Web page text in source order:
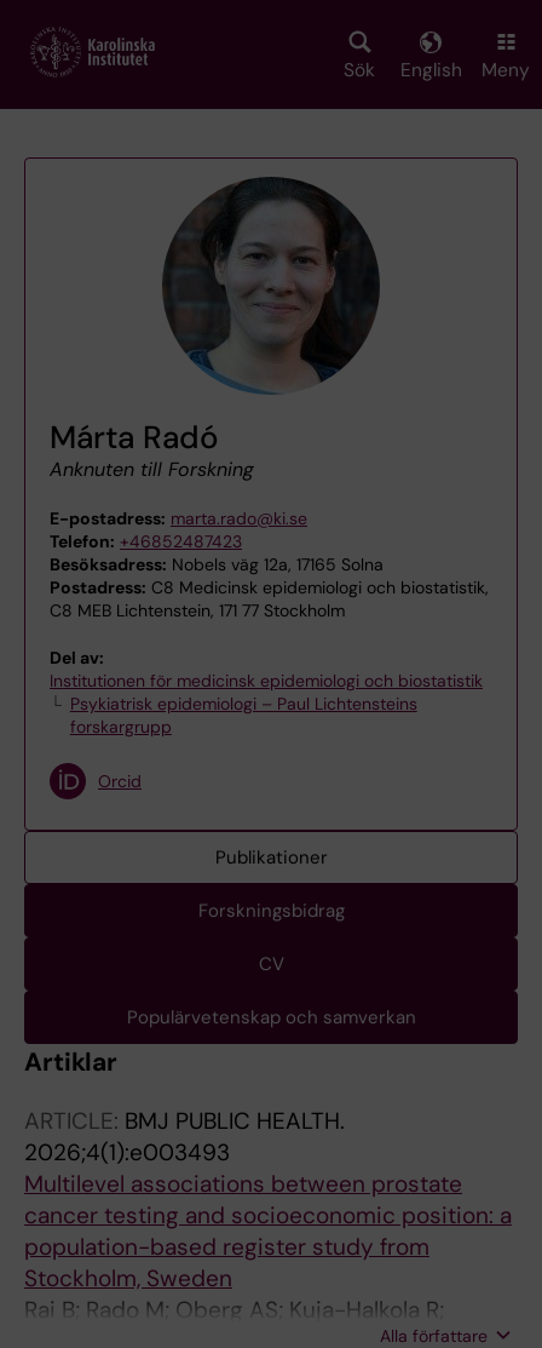
main
Sök English Meny
Márta Radó
Anknuten till Forskning
E-postadress: marta.rado@ki.se
Telefon: +46852487423
Besöksadress: Nobels väg 12a, 17165 Solna
Postadress: C8 Medicinsk epidemiologi och biostatistik,
C8 MEB Lichtenstein, 171 77 Stockholm
Del av:
Institutionen för medicinsk epidemiologi och biostatistik
Psykiatrisk epidemiologi – Paul Lichtensteins
forskargrupp
Orcid
Publikationer
Forskningsbidrag
CV
Populärvetenskap och samverkan
Artiklar
ARTICLE: BMJ PUBLIC HEALTH.
2026;4(1):e003493
Multilevel associations between prostate
cancer testing and socioeconomic position: a
population-based register study from
Stockholm, Sweden
Rai B; Rado M; Oberg AS; Kuja-Halkola R;
Alla författare